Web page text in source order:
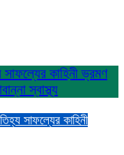
সাফল্যের কাহিনীভ্রমণ
স্বাস্থ্য
সাফল্যের কাহিনী